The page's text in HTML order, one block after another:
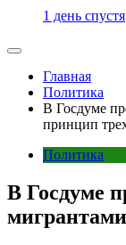
1 день спустя
Главная
Политика
В Госдуме
принцип
Политика
В Госдуме